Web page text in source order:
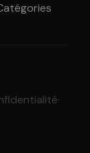
·